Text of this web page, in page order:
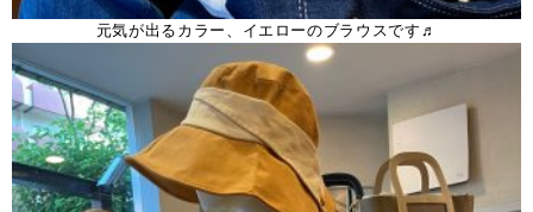
元気が出るカラー、イエローのブラウスです♬